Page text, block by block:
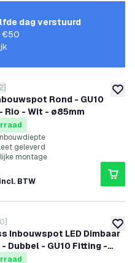
Rond - GU10
Rio - Wit - ø85mm
drawer openen
2]
geleverd
montage
incl. BTW
Inbouwspot LED Dimbaar
Dubbel - GU10 Fitting -
0]
dag verstuurd
€50